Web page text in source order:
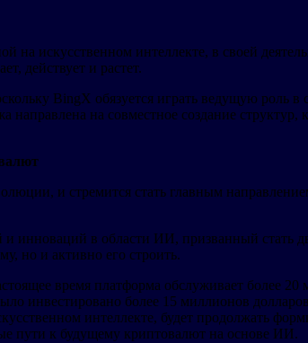
на искусственном интеллекте, в своей
действует и растет.
BingX обязуется играть ведущую роль
направлена на совместное создание
и стремится стать главным
инноваций в области ИИ, призванный стать
но и активно его строить.
время платформа обслуживает более
инвестировано более 15 миллионов
интеллекте, будет продолжать
пути к будущему криптовалют на основе ИИ.